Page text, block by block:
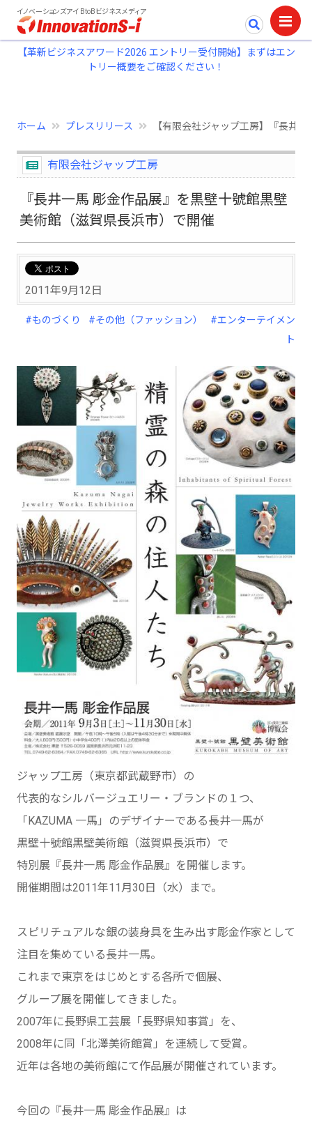
イノベーションズアイ BtoBビジネスメディア
【革新ビジネスアワード2026 エントリー受付開始】まずはエン
トリー概要をご確認ください！
ホーム プレスリリース 【有限会社ジャップ工房】『長井
有限会社ジャップ工房
『長井一馬 彫金作品展』を黒壁十號館黒壁
美術館（滋賀県長浜市）で開催
2011年9月12日
#ものづくり #その他（ファッション）
#エンターテイメン
ト
ジャップ工房（東京都武蔵野市）の
代表的なシルバージュエリー・ブランドの１つ、
「KAZUMA 一馬」のデザイナーである長井一馬が
黒壁十號館黒壁美術館（滋賀県長浜市）で
特別展『長井一馬 彫金作品展』を開催します。
開催期間は2011年11月30日（水）まで。
スピリチュアルな銀の装身具を生み出す彫金作家として
注目を集めている長井一馬。
これまで東京をはじめとする各所で個展、
グループ展を開催してきました。
2007年に長野県工芸展「長野県知事賞」を、
2008年に同「北澤美術館賞」を連続して受賞。
近年は各地の美術館にて作品展が開催されています。
今回の『長井一馬 彫金作品展』は